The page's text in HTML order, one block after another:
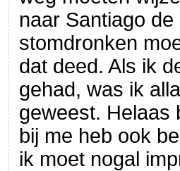
naar Santiago
stomdronken
dat deed. Als ik
gehad, was ik
geweest. Helaas
bij me heb ook
ik moet nogal